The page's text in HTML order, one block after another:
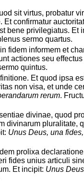
sit virtus, probatur
confirmatur
bene privilegiatus. Et
sermo quartus.
fidem informem et
actiones seu
quintus.
Et quod ipsa
non visa, et unde
rerum.
divinae, quod
divinarum pluralitate,
Unus Deus, una
prolixa
fides unius articuli
Et incipit: Unus